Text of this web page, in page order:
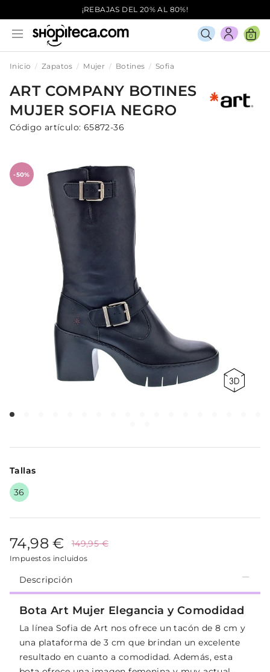
¡REBAJAS DEL 20% AL 80%!
0
Inicio Zapatos Mujer Botines Sofia
ART COMPANY BOTINES
MUJER SOFIA NEGRO
Código artículo: 65872-36
-50%
Tallas
36
74,98 € 149,95 €
Impuestos incluidos
Descripción
Bota Art Mujer Elegancia y Comodidad
La línea Sofia de Art nos ofrece un tacón de 8 cm y
una plataforma de 3 cm que brindan un excelente
resultado en cuanto a comodidad. Además, esta